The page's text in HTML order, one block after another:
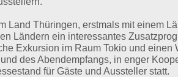
Land Thüringen, erstmals mit einem
Ländern ein interessantes
Exkursion im Raum Tokio und
des Abendempfangs, in enger
für Gäste und Aussteller statt.